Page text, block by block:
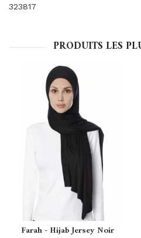
323817
PRODUITS LES
Farah - Hijab Jersey Noir